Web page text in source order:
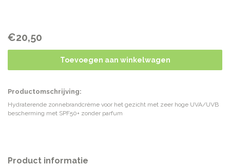
€20,50
Toevoegen aan winkelwagen
Productomschrijving:
Hydraterende zonnebrandcrème voor het gezicht met zeer hoge UVA/UVB
bescherming met SPF50+ zonder parfum
Product informatie